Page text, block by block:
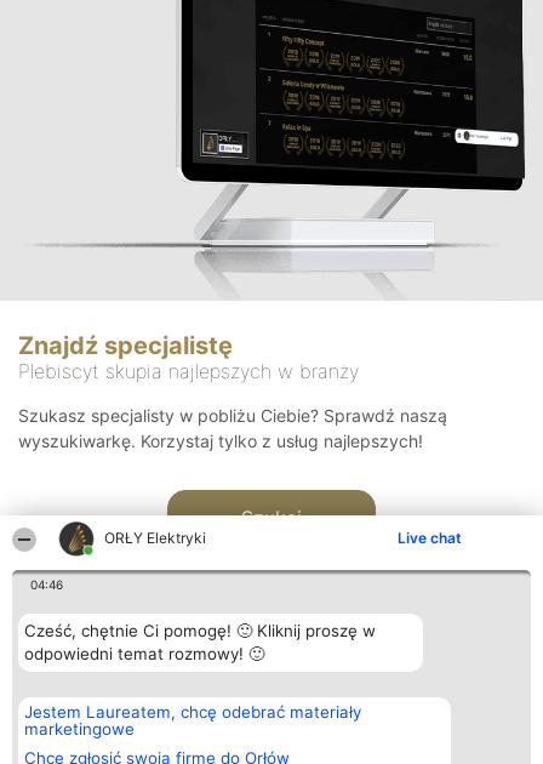
ORŁY Elektryki Live chat
04:46
Cześć, chętnie Ci pomogę! 🙂 Kliknij proszę w
odpowiedni temat rozmowy! 🙂
Jestem Laureatem, chcę odebrać materiały
marketingowe
Chcę zgłosić swoją firmę do Orłów
Znajdź specjalistę
Plebiscyt skupia najlepszych w branży
Szukasz specjalisty w pobliżu Ciebie? Sprawdź naszą
wyszukiwarkę. Korzystaj tylko z usług najlepszych!
Szukaj
Organizator plebiscytu
Bright Side Solutions sp. z o.
o. sp. k.
ul. Ruska 22
Plebiscyt
Laureaci
wszystkich
Kontakt
Kontakt